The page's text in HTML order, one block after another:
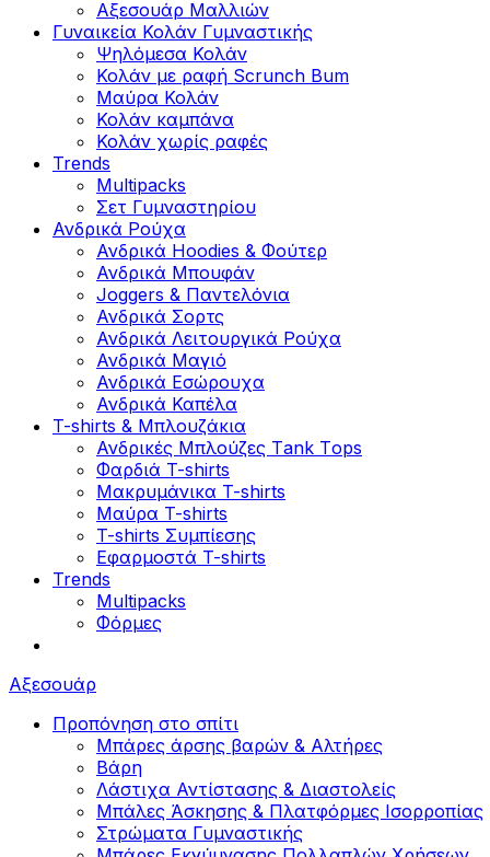
Αξεσουάρ Μαλλιών
Γυναικεία Κολάν Γυμναστικής
Ψηλόμεσα Κολάν
Κολάν με ραφή Scrunch Bum
Μαύρα Κολάν
Κολάν καμπάνα
Κολάν χωρίς ραφές
Trends
Multipacks
Σετ Γυμναστηρίου
Ανδρικά Ρούχα
Ανδρικά Hoodies & Φούτερ
Ανδρικά Μπουφάν
Joggers & Παντελόνια
Ανδρικά Σορτς
Ανδρικά Λειτουργικά Ρούχα
Ανδρικά Μαγιό
Ανδρικά Εσώρουχα
Ανδρικά Καπέλα
T-shirts & Μπλουζάκια
Ανδρικές Mπλούζες Τank Τops
Φαρδιά T-shirts
Μακρυμάνικα T-shirts
Μαύρα T-shirts
T-shirts Συμπίεσης
Εφαρμοστά T-shirts
Trends
Multipacks
Φόρμες
Αξεσουάρ
Προπόνηση στο σπίτι
Μπάρες άρσης βαρών & Αλτήρες
Βάρη
Λάστιχα Αντίστασης & Διαστολείς
Μπάλες Άσκησης & Πλατφόρμες Ισορροπίας
Στρώματα Γυμναστικής